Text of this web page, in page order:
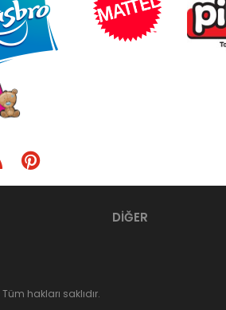
DİĞER
hakları saklıdır.